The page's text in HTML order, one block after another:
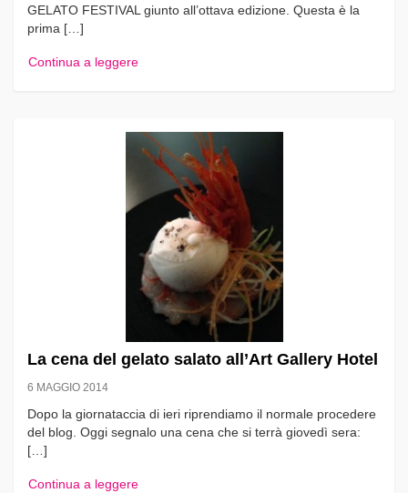
GELATO FESTIVAL giunto all’ottava edizione. Questa è la
prima […]
Continua a leggere
La cena del gelato salato all’Art Gallery Hotel
6 MAGGIO 2014
Dopo la giornataccia di ieri riprendiamo il normale procedere
del blog. Oggi segnalo una cena che si terrà giovedì sera:
[…]
Continua a leggere